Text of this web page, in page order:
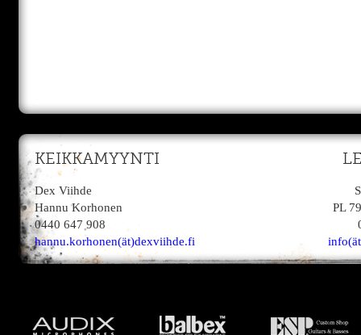
KEIKKAMYYNTI
Dex Viihde
Hannu Korhonen
0440 647 908
hannu.korhonen(ät)dexviihde.fi
PL